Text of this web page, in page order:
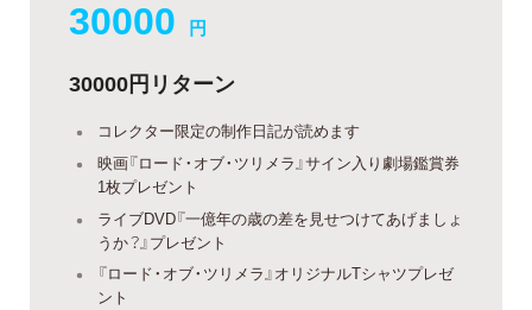
30000 円
30000円リターン
コレクター限定の制作日記が読めます
映画『ロード・オブ・ツリメラ』サイン入り劇場鑑賞券
1枚プレゼント
ライブDVD『一億年の歳の差を見せつけてあげましょ
うか？』プレゼント
『ロード・オブ・ツリメラ』オリジナルTシャツプレゼ
ント